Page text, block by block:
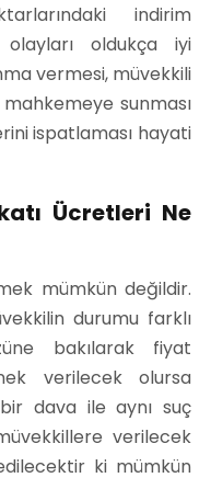
indirim
oldukça iyi
vermesi, müvekkili
sunması
ispatlaması hayati
Ücretleri Ne
mümkün değildir.
durumu farklı
bakılarak fiyat
verilecek olursa
dava ile aynı suç
verilecek
ki mümkün